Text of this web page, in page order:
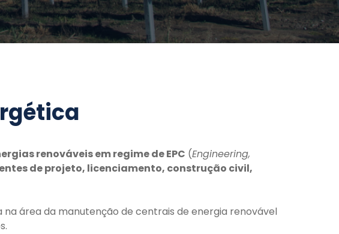
renováveis em regime de EPC (Engineering,
de projeto, licenciamento, construção civil,
área da manutenção de centrais de energia renovável